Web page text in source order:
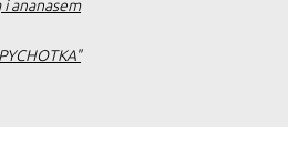
i ananasem